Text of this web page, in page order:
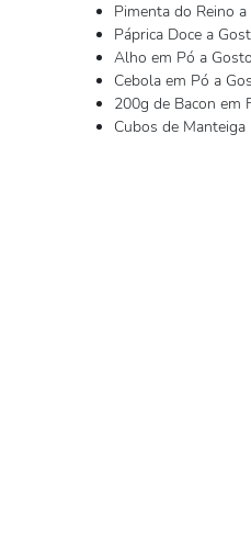
Pimenta do Reino
Páprica Doce a
Alho em Pó a Gosto
Cebola em Pó a
200g de Bacon em
Cubos de Manteiga